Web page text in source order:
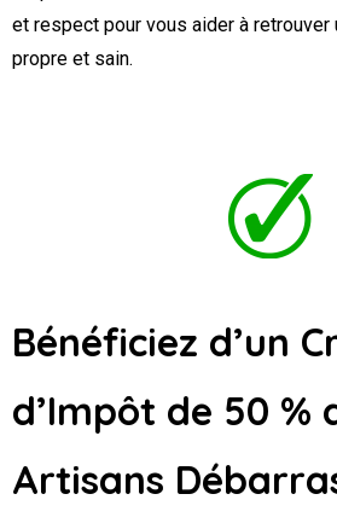
et respect pour vous aider à retrouver
propre et sain.
Bénéficiez d’un
d’Impôt de 50 %
Artisans